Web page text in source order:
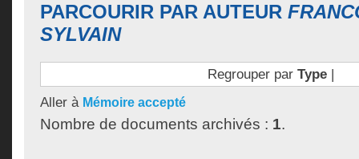
PARCOURIR PAR AUTEUR
SYLVAIN
Regrouper par Type|
Aller à Mémoire accepté
Nombre de documents archivés : 1.